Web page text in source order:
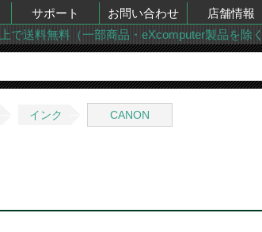
サポート お問い合わせ 店舗情報
で送料無料（一部商品・eXcomputer製品を除く
インク CANON